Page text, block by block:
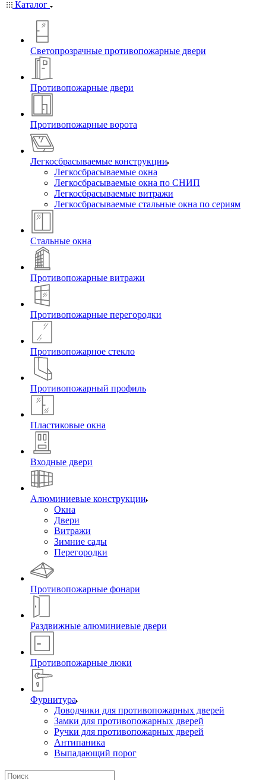
Каталог
Светопрозрачные противопожарные двери
Противопожарные двери
Противопожарные ворота
Легкосбрасываемые конструкции
Легкосбрасываемые окна
Легкосбрасываемые окна по СНИП
Легкосбрасываемые витражи
Легкосбрасываемые стальные окна по сериям
Стальные окна
Противопожарные витражи
Противопожарные перегородки
Противопожарное стекло
Противопожарный профиль
Пластиковые окна
Входные двери
Алюминиевые конструкции
Окна
Двери
Витражи
Зимние сады
Перегородки
Противопожарные фонари
Раздвижные алюминиевые двери
Противопожарные люки
Фурнитура
Доводчики для противопожарных дверей
Замки для противопожарных дверей
Ручки для противопожарных дверей
Антипаника
Выпадающий порог